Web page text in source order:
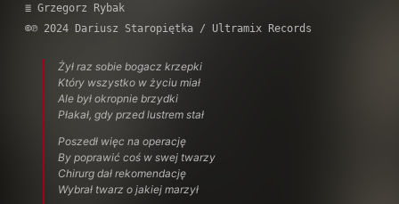
≣ Grzegorz Rybak
©℗ 2024 Dariusz Staropiętka / Ultramix Records
Żył raz sobie bogacz krzepki
Który wszystko w życiu miał
Ale był okropnie brzydki
Płakał, gdy przed lustrem stał
Poszedł więc na operację
By poprawić coś w swej twarzy
Chirurg dał rekomendację
Wybrał twarz o jakiej marzył